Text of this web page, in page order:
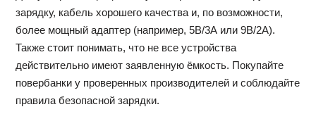
зарядку, кабель хорошего качества и, по возможности,
более мощный адаптер (например, 5В/3А или 9В/2А).
Также стоит понимать, что не все устройства
действительно имеют заявленную ёмкость. Покупайте
повербанки у проверенных производителей и соблюдайте
правила безопасной зарядки.